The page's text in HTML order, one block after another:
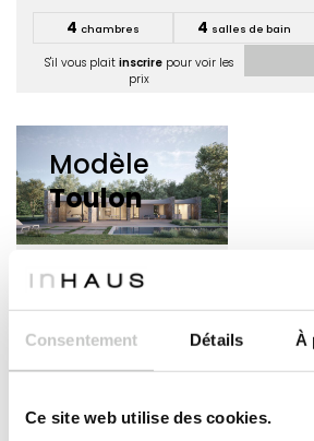
Consentement Détails À
Ce site web utilise des cookies.
4 chambres 4 salles de bain
S'il vous plait inscrirepour voir les
prix
Modèle
Toulon
MAISON MODULAIRE
TRADITIONNELLE –
3 2 214
inscrirepour DÉTAILS